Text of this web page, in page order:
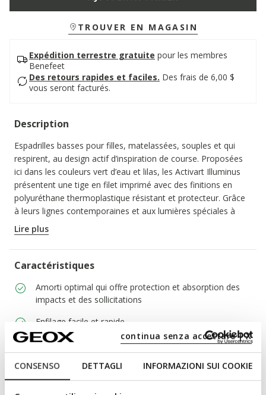
CONSENSO DETTAGLI INFORMAZIONI SUI COOKIE
continua senza accettare | X
TROUVER EN MAGASIN
Expédition terrestre gratuite pour les membres
Benefeet
Des retours rapides et faciles. Des frais de 6,00 $
vous seront facturés.
Description
Espadrilles basses pour filles, matelassées, souples et qui
respirent, au design actif d’inspiration de course. Proposées
ici dans les couleurs vert d’eau et lilas, les Activart Illuminus
présentent une tige en filet imprimé avec des finitions en
polyuréthane thermoplastique résistant et protecteur. Grâce
à leurs lignes contemporaines et aux lumières spéciales à
effet kaléidoscopique présentes dans la semelle extérieure,
ces chaussures insufflent de l’énergie et de la vivacité à
n’importe quelle tenue.
CODE PRODUIT:J45LZA02A9JC4A8R
Lire plus
Caractéristiques
Amorti optimal qui offre protection et absorption des
impacts et des sollicitations
Enfilage facile et rapide
Chaussures avec lumières avec bouton Marche/Arrêt
Chaussures légères